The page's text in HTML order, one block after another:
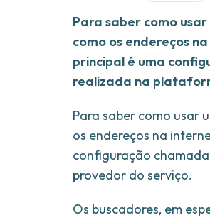
Para saber como
como os endereços
principal é uma
realizada na
Para saber como usar
os endereços na
configuração
provedor do serviço.
Os buscadores, em